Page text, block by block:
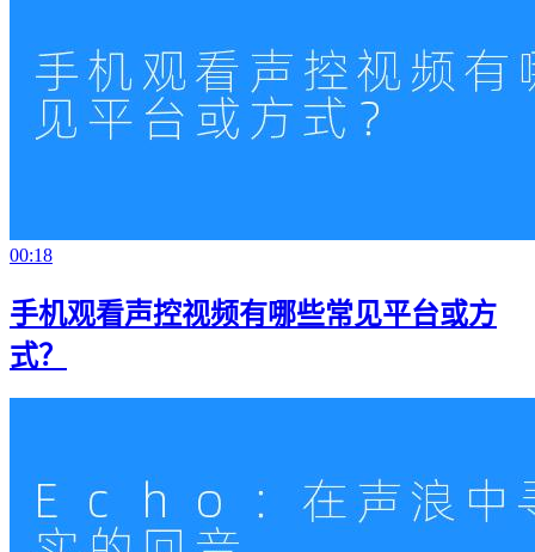
00:18
手机观看声控视频有哪些常见平台或方
式？